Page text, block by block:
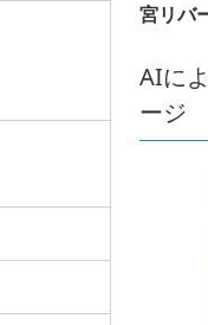
宮リバ
AIに
ージ